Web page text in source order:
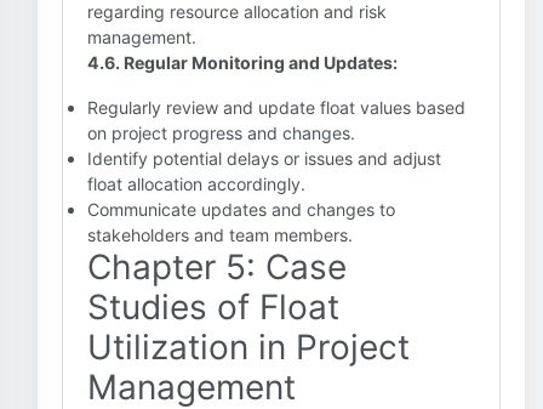
regarding resource allocation and risk
management.
4.6. Regular Monitoring and Updates:
Regularly review and update float values based
on project progress and changes.
Identify potential delays or issues and adjust
float allocation accordingly.
Communicate updates and changes to
stakeholders and team members.
Chapter 5: Case
Studies of Float
Utilization in Project
Management